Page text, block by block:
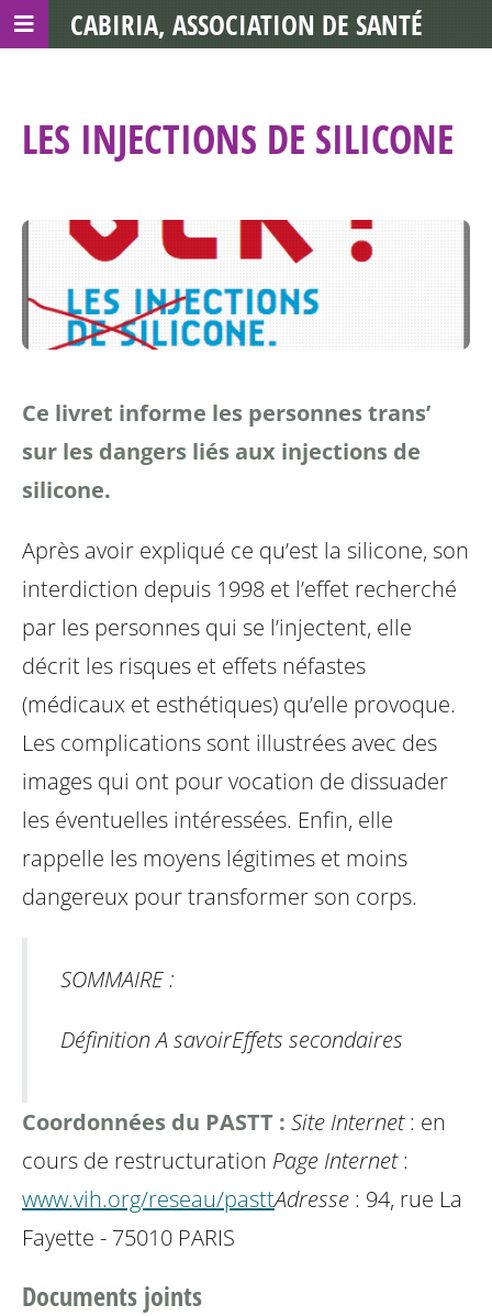
LES INJECTIONS DE SILICONE
Ce livret informe les personnes trans’
sur les dangers liés aux injections de
silicone.
Après avoir expliqué ce qu’est la silicone, son
interdiction depuis 1998 et l’effet recherché
par les personnes qui se l’injectent, elle
décrit les risques et effets néfastes
(médicaux et esthétiques) qu’elle provoque.
Les complications sont illustrées avec des
images qui ont pour vocation de dissuader
les éventuelles intéressées. Enfin, elle
rappelle les moyens légitimes et moins
dangereux pour transformer son corps.
SOMMAIRE :
DéfinitionA savoirEffets secondaires
Coordonnées du PASTT : Site Internet: en
cours de restructuration Page Internet:
www.vih.org/reseau/pasttAdresse : 94, rue La
Fayette - 75010 PARIS
Documents joints
CABIRIA, ASSOCIATION DE SANTÉ